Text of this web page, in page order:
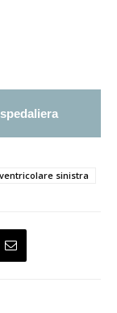
sinistra